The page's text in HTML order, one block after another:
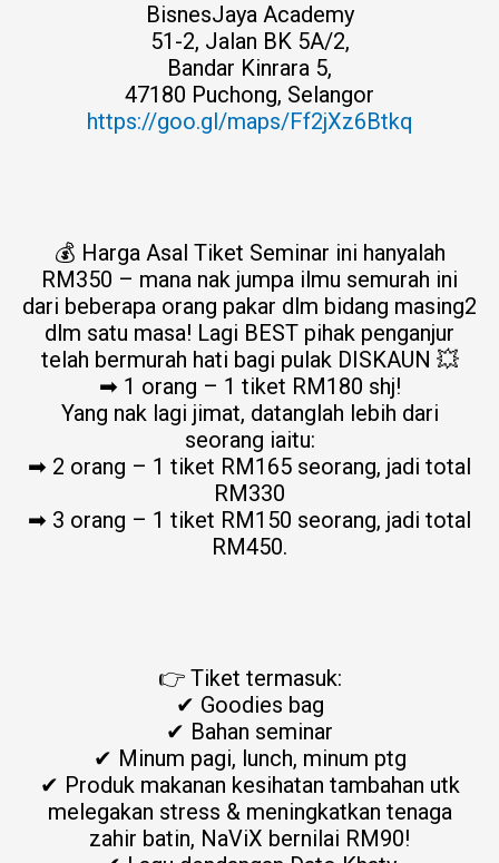
BisnesJaya Academy
51-2, Jalan BK 5A/2,
Bandar Kinrara 5,
47180 Puchong, Selangor
https://goo.gl/maps/Ff2jXz6Btkq
💰 Harga Asal Tiket Seminar ini hanyalah
RM350 – mana nak jumpa ilmu semurah ini
dari beberapa orang pakar dlm bidang masing2
dlm satu masa! Lagi BEST pihak penganjur
telah bermurah hati bagi pulak DISKAUN 💥
➡ 1 orang – 1 tiket RM180 shj!
Yang nak lagi jimat, datanglah lebih dari
seorang iaitu:
➡ 2 orang – 1 tiket RM165 seorang, jadi total
RM330
➡ 3 orang – 1 tiket RM150 seorang, jadi total
RM450.
👉 Tiket termasuk:
✔ Goodies bag
✔ Bahan seminar
✔ Minum pagi, lunch, minum ptg
✔ Produk makanan kesihatan tambahan utk
melegakan stress & meningkatkan tenaga
zahir batin, NaViX bernilai RM90!